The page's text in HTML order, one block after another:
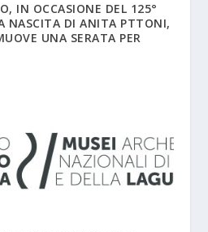
IN OCCASIONE DEL 125°
NASCITA DI ANITA PTTONI,
UNA SERATA PER